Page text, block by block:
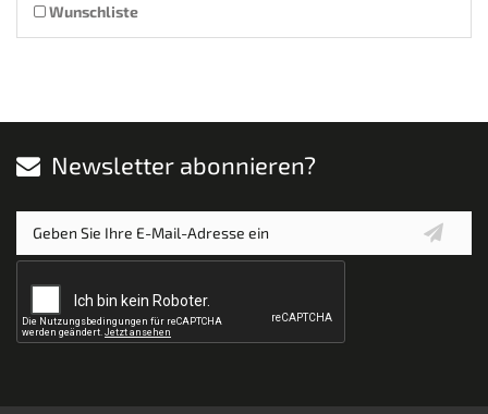
Wunschliste
Newsletter abonnieren?